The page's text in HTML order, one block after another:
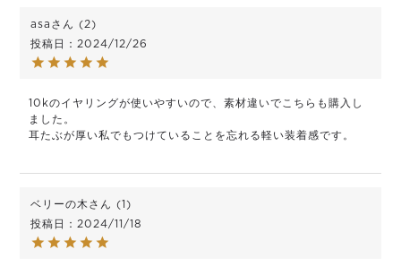
asa
2
投稿日
2024/12/26
10kのイヤリングが使いやすいので、素材違いでこちらも購入し
ました。
耳たぶが厚い私でもつけていることを忘れる軽い装着感です。
ベリーの木
1
投稿日
2024/11/18